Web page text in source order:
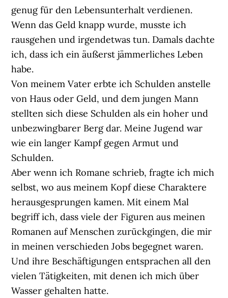
genug für den Lebensunterhalt verdienen.
Wenn das Geld knapp wurde, musste ich
rausgehen und irgendetwas tun. Damals dachte
ich, dass ich ein äußerst jämmerliches Leben
habe.
Von meinem Vater erbte ich Schulden anstelle
von Haus oder Geld, und dem jungen Mann
stellten sich diese Schulden als ein hoher und
unbezwingbarer Berg dar. Meine Jugend war
wie ein langer Kampf gegen Armut und
Schulden.
Aber wenn ich Romane schrieb, fragte ich mich
selbst, wo aus meinem Kopf diese Charaktere
herausgesprungen kamen. Mit einem Mal
begriff ich, dass viele der Figuren aus meinen
Romanen auf Menschen zurückgingen, die mir
in meinen verschieden Jobs begegnet waren.
Und ihre Beschäftigungen entsprachen all den
vielen Tätigkeiten, mit denen ich mich über
Wasser gehalten hatte.